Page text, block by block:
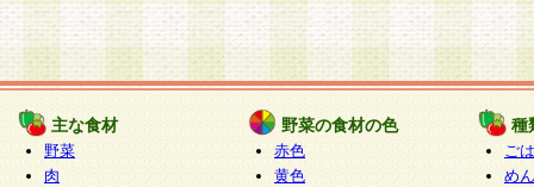
主な食材
野菜
肉
野菜の食材の色
赤色
黄色
種
ご
めん